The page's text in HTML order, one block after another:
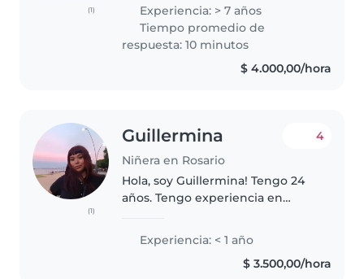
(1)
niños y enseñar. He trabajado
con niños de casi todas las..
Experiencia: > 7 años
Tiempo promedio de
respuesta: 10 minutos
$ 4.000,00/hora
(1)
Guillermina
Niñera en Rosario
4
Hola, soy Guillermina! Tengo 24
años. Tengo experiencia en
divertida,paciente y sobre todo
amigable. Me gusta que
podamos hacer muchas
Experiencia: < 1 año
$ 3.500,00/hora